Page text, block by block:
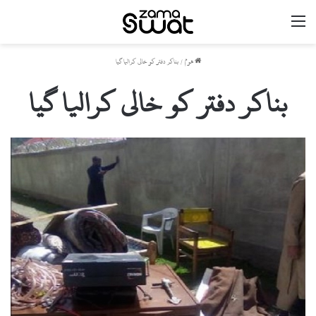
ھوم / بناکر دفتر کو خالی کرالیا گیا
بناکر دفتر کو خالی کرالیا گیا